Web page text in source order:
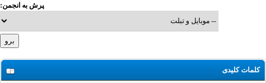
پرش به انجمن:
کلمات کلیدی